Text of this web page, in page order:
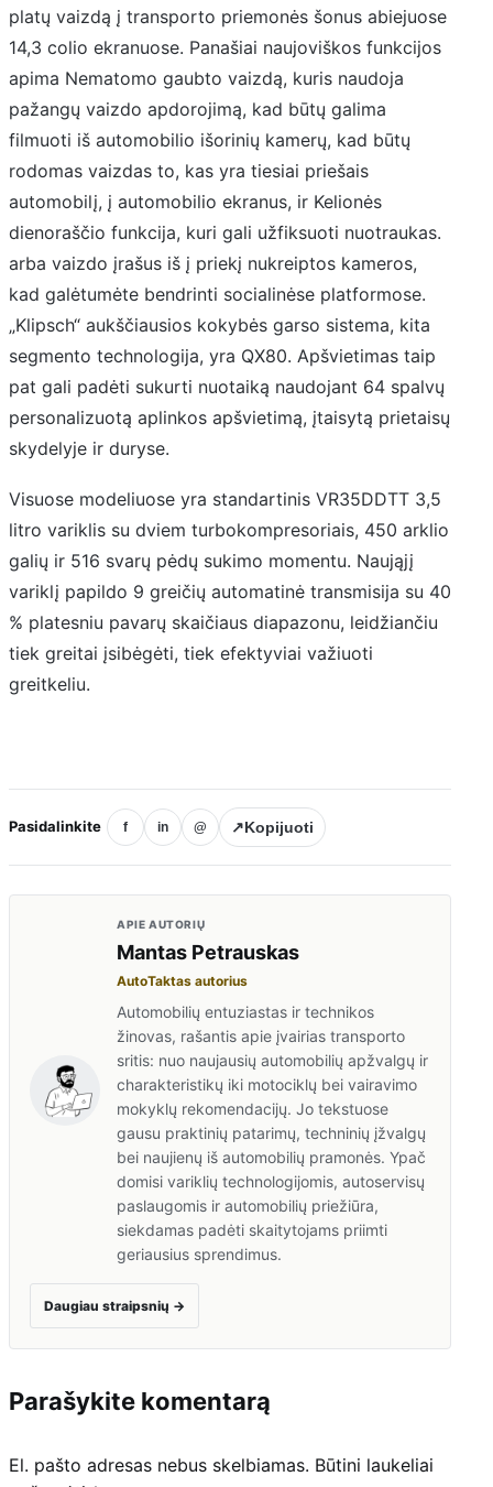
platų vaizdą į transporto priemonės šonus abiejuose
14,3 colio ekranuose. Panašiai naujoviškos funkcijos
apima Nematomo gaubto vaizdą, kuris naudoja
pažangų vaizdo apdorojimą, kad būtų galima
filmuoti iš automobilio išorinių kamerų, kad būtų
rodomas vaizdas to, kas yra tiesiai priešais
automobilį, į automobilio ekranus, ir Kelionės
dienoraščio funkcija, kuri gali užfiksuoti nuotraukas.
arba vaizdo įrašus iš į priekį nukreiptos kameros,
kad galėtumėte bendrinti socialinėse platformose.
„Klipsch“ aukščiausios kokybės garso sistema, kita
segmento technologija, yra QX80. Apšvietimas taip
pat gali padėti sukurti nuotaiką naudojant 64 spalvų
personalizuotą aplinkos apšvietimą, įtaisytą prietaisų
skydelyje ir duryse.
Visuose modeliuose yra standartinis VR35DDTT 3,5
litro variklis su dviem turbokompresoriais, 450 arklio
galių ir 516 svarų pėdų sukimo momentu. Naująjį
variklį papildo 9 greičių automatinė transmisija su 40
% platesniu pavarų skaičiaus diapazonu, leidžiančiu
tiek greitai įsibėgėti, tiek efektyviai važiuoti
greitkeliu.
Pasidalinkite f in @ ↗Kopijuoti
APIE AUTORIŲ
Mantas Petrauskas
AutoTaktas autorius
Automobilių entuziastas ir technikos
žinovas, rašantis apie įvairias transporto
sritis: nuo naujausių automobilių apžvalgų ir
charakteristikų iki motociklų bei vairavimo
mokyklų rekomendacijų. Jo tekstuose
gausu praktinių patarimų, techninių įžvalgų
bei naujienų iš automobilių pramonės. Ypač
domisi variklių technologijomis, autoservisų
paslaugomis ir automobilių priežiūra,
siekdamas padėti skaitytojams priimti
geriausius sprendimus.
Daugiau straipsnių →
Parašykite komentarą
El. pašto adresas nebus skelbiamas. Būtini laukeliai